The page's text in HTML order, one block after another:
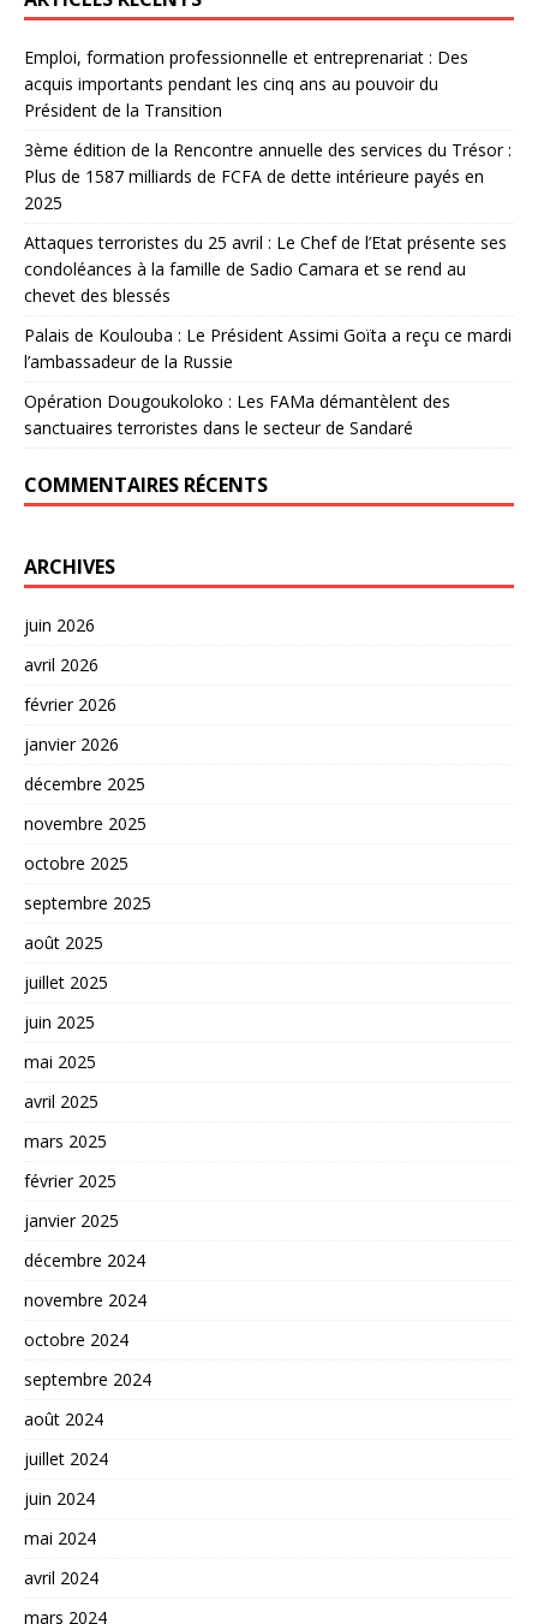
Emploi, formation professionnelle et entreprenariat : Des
acquis importants pendant les cinq ans au pouvoir du
Président de la Transition
3ème édition de la Rencontre annuelle des services du Trésor :
Plus de 1587 milliards de FCFA de dette intérieure payés en
2025
Attaques terroristes du 25 avril : Le Chef de l’Etat présente ses
condoléances à la famille de Sadio Camara et se rend au
chevet des blessés
Palais de Koulouba : Le Président Assimi Goïta a reçu ce mardi
l’ambassadeur de la Russie
Opération Dougoukoloko : Les FAMa démantèlent des
sanctuaires terroristes dans le secteur de Sandaré
COMMENTAIRES RÉCENTS
ARCHIVES
juin 2026
avril 2026
février 2026
janvier 2026
décembre 2025
novembre 2025
octobre 2025
septembre 2025
août 2025
juillet 2025
juin 2025
mai 2025
avril 2025
mars 2025
février 2025
janvier 2025
décembre 2024
novembre 2024
octobre 2024
septembre 2024
août 2024
juillet 2024
juin 2024
mai 2024
avril 2024
mars 2024